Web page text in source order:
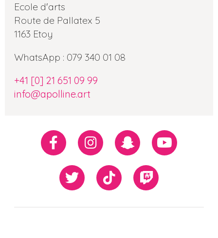
Ecole d'arts
Route de Pallatex 5
1163 Etoy
WhatsApp : 079 340 01 08
+41 [0] 21 651 09 99
info@apolline.art
Réseaux
sociaux
FacebookInstagramSnapchatYoutube
Twiiter TikTok Twitch